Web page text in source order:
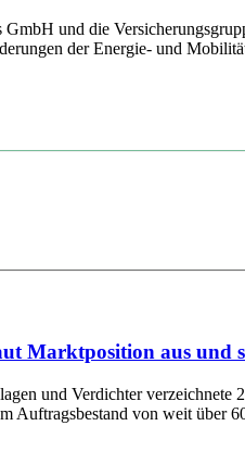
und die
der Energie- und
Marktposition aus und
und Verdichter
Auftragsbestand von weit über